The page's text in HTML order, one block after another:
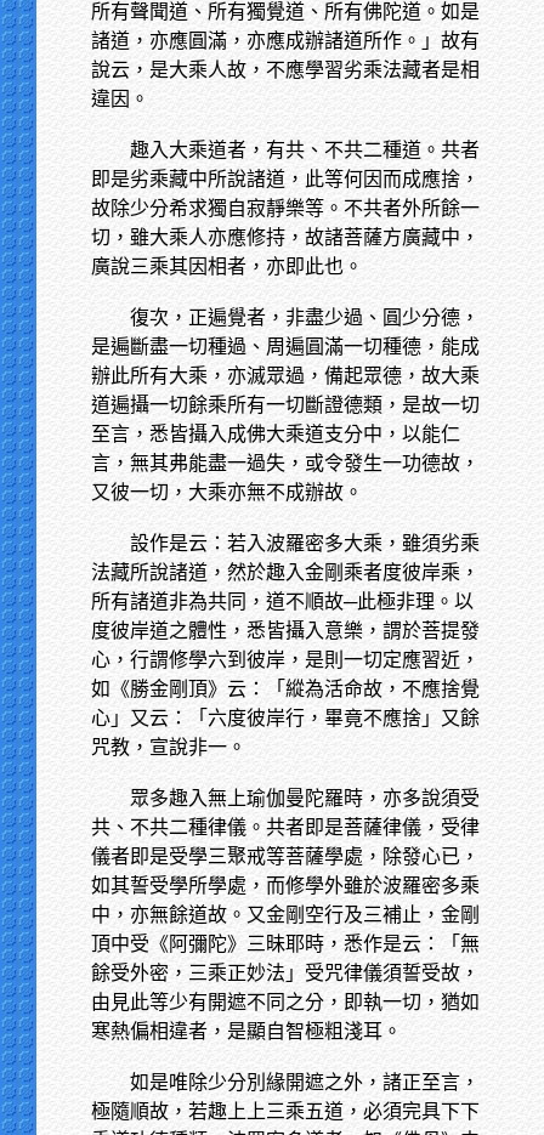
所有聲聞道、所有獨覺道、所有佛陀道。如是
諸道，亦應圓滿，亦應成辦諸道所作。」故有
說云，是大乘人故，不應學習劣乘法藏者是相
違因。
趣入大乘道者，有共、不共二種道。共者
即是劣乘藏中所說諸道，此等何因而成應捨，
故除少分希求獨自寂靜樂等。不共者外所餘一
切，雖大乘人亦應修持，故諸菩薩方廣藏中，
廣說三乘其因相者，亦即此也。
復次，正遍覺者，非盡少過、圓少分德，
是遍斷盡一切種過、周遍圓滿一切種德，能成
辦此所有大乘，亦滅眾過，備起眾德，故大乘
道遍攝一切餘乘所有一切斷證德類，是故一切
至言，悉皆攝入成佛大乘道支分中，以能仁
言，無其弗能盡一過失，或令發生一功德故，
又彼一切，大乘亦無不成辦故。
設作是云：若入波羅密多大乘，雖須劣乘
法藏所說諸道，然於趣入金剛乘者度彼岸乘，
所有諸道非為共同，道不順故─此極非理。以
度彼岸道之體性，悉皆攝入意樂，謂於菩提發
心，行謂修學六到彼岸，是則一切定應習近，
如《勝金剛頂》云：「縱為活命故，不應捨覺
心」又云：「六度彼岸行，畢竟不應捨」又餘
咒教，宣說非一。
眾多趣入無上瑜伽曼陀羅時，亦多說須受
共、不共二種律儀。共者即是菩薩律儀，受律
儀者即是受學三聚戒等菩薩學處，除發心已，
如其誓受學所學處，而修學外雖於波羅密多乘
中，亦無餘道故。又金剛空行及三補止，金剛
頂中受《阿彌陀》三昧耶時，悉作是云：「無
餘受外密，三乘正妙法」受咒律儀須誓受故，
由見此等少有開遮不同之分，即執一切，猶如
寒熱偏相違者，是顯自智極粗淺耳。
如是唯除少分別緣開遮之外，諸正至言，
極隨順故，若趣上上三乘五道，必須完具下下